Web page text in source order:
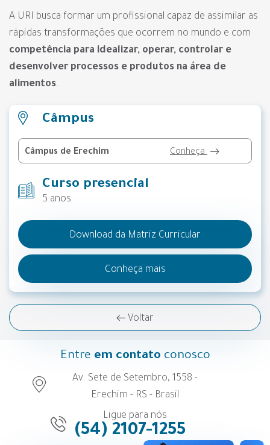
A URI busca formar um profissional capaz de assimilar as
rápidas transformações que ocorrem no mundo e com
competência para idealizar, operar, controlar e
desenvolver processos e produtos na área de
alimentos.
Câmpus
Câmpus de Erechim Conheça
Curso presencial
5 anos
Download da Matriz Curricular
Conheça mais
Voltar
Entre em contato conosco
Av. Sete de Setembro, 1558 -
Erechim - RS - Brasil
Ligue para nós
(54) 2107-1255